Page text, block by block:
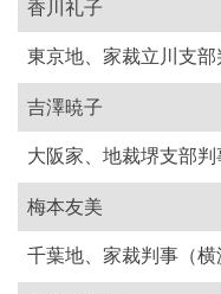
香川礼子
東京地、家裁立川支部
吉澤暁子
大阪家、地裁堺支部判
梅本友美
千葉地、家裁判事（横